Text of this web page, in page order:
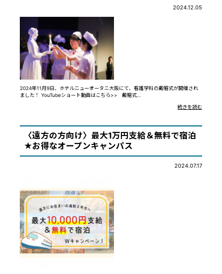
2024.12.05
2024年11月9日、ホテルニューオータニ大阪にて、看護学科の戴帽式が開催され
ました！ YouTubeショート動画はこちら>> 戴帽式…
続きを読む
〈遠方の方向け〉最大1万円支給＆無料で宿泊
★お得なオープンキャンパス
2024.07.17